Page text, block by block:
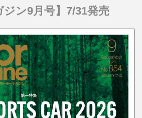
ジン9月号】7/31発売